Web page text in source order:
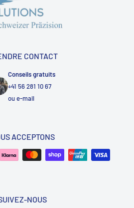
CONTACT
Conseils gratuits
+41 56 281 10 67
oue-mail
ACCEPTONS
NOUS